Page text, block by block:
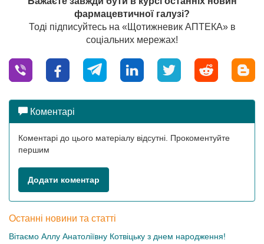
фармацевтичної галузі?
Тоді підписуйтесь на «Щотижневик АПТЕКА» в
соціальних мережах!
Коментарі
Коментарі до цього матеріалу відсутні. Прокоментуйте
першим
Додати коментар
Останні новини та статті
Вітаємо Аллу Анатоліївну Котвіцьку з днем народження!